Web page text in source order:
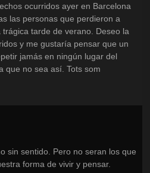
ocurridos ayer en Barcelona
las personas que perdieron a
tarde de verano. Deseo la
y me gustaría pensar que un
jamás en ningún lugar del
que no sea así. Tots som
sin sentido. Pero no seran los que
forma de vivir y pensar.